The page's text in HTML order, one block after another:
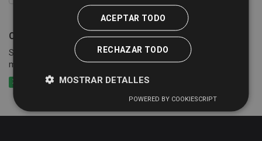
Censo empresarial de actividades económicas
Suma de las cuotas tributarias del impuesto por epígrafes y
municipios
XLSX CSV XLS
ACEPTAR TODO
RECHAZAR TODO
MOSTRAR DETALLES
POWERED BY COOKIESCRIPT